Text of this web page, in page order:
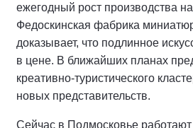
ежегодный рост производства
Федоскинская фабрика
доказывает, что подлинное
в цене. В ближайших планах
креативно-туристического
новых представительств.
Сейчас в Подмосковье